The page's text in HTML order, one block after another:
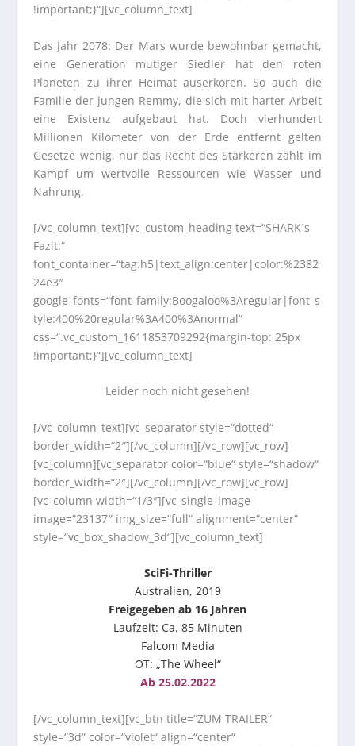
!important;}“][vc_column_text]
Das Jahr 2078: Der Mars wurde bewohnbar gemacht,
eine Generation mutiger Siedler hat den roten
Planeten zu ihrer Heimat auserkoren. So auch die
Familie der jungen Remmy, die sich mit harter Arbeit
eine Existenz aufgebaut hat. Doch vierhundert
Millionen Kilometer von der Erde entfernt gelten
Gesetze wenig, nur das Recht des Stärkeren zählt im
Kampf um wertvolle Ressourcen wie Wasser und
Nahrung.
[/vc_column_text][vc_custom_heading text=“SHARK´s
Fazit:“
font_container=“tag:h5|text_align:center|color:%2382
24e3″
google_fonts=“font_family:Boogaloo%3Aregular|font_s
tyle:400%20regular%3A400%3Anormal“
css=“.vc_custom_1611853709292{margin-top: 25px
!important;}“][vc_column_text]
Leider noch nicht gesehen!
[/vc_column_text][vc_separator style=“dotted“
border_width=“2″][/vc_column][/vc_row][vc_row]
[vc_column][vc_separator color=“blue“ style=“shadow“
border_width=“2″][/vc_column][/vc_row][vc_row]
[vc_column width=“1/3″][vc_single_image
image=“23137″ img_size=“full“ alignment=“center“
style=“vc_box_shadow_3d“][vc_column_text]
SciFi-Thriller
Australien, 2019
Freigegeben ab 16 Jahren
Laufzeit: Ca. 85 Minuten
Falcom Media
OT: „The Wheel“
Ab 25.02.2022
[/vc_column_text][vc_btn title=“ZUM TRAILER“
style=“3d“ color=“violet“ align=“center“